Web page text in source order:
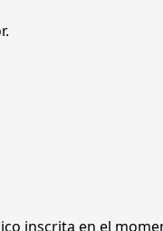
inscrita en el